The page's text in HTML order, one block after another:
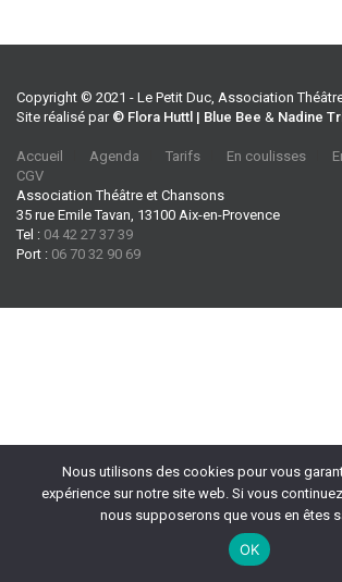
Copyright © 2021 - Le Petit Duc, Association
Site réalisé par © Flora Huttl | Blue Bee & Nadine
Accueil Agenda Tarifs En coulisses
CGV
Association Théâtre et Chansons
35 rue Emile Tavan, 13100 Aix-en-Provence
Tel : 04 42 27 37 39
Port : 06 70 32 90 69
Nous utilisons des cookies pour vous
expérience sur notre site web. Si vous
nous supposerons que vous en êtes
OK